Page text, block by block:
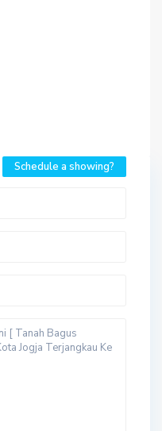
Schedule a showing?